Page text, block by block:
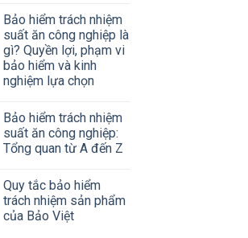
Bảo hiểm trách nhiệm
suất ăn công nghiệp là
gì? Quyền lợi, phạm vi
bảo hiểm và kinh
nghiệm lựa chọn
Bảo hiểm trách nhiệm
suất ăn công nghiệp:
Tổng quan từ A đến Z
Quy tắc bảo hiểm
trách nhiệm sản phẩm
của Bảo Việt